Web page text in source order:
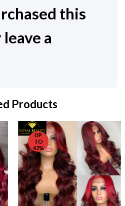
this
a
Products
UP
TO
42%